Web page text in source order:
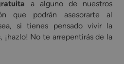
a alguno de nuestros
que podrán asesorarte al
si tienes pensado vivir la
¡hazlo! No te arrepentirás de la